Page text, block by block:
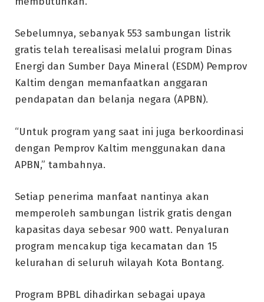
Sebelumnya, sebanyak 553 sambungan listrik
gratis telah terealisasi melalui program Dinas
Energi dan Sumber Daya Mineral (ESDM) Pemprov
Kaltim dengan memanfaatkan anggaran
pendapatan dan belanja negara (APBN).
“Untuk program yang saat ini juga berkoordinasi
dengan Pemprov Kaltim menggunakan dana
APBN,” tambahnya.
Setiap penerima manfaat nantinya akan
memperoleh sambungan listrik gratis dengan
kapasitas daya sebesar 900 watt. Penyaluran
program mencakup tiga kecamatan dan 15
kelurahan di seluruh wilayah Kota Bontang.
Program BPBL dihadirkan sebagai upaya